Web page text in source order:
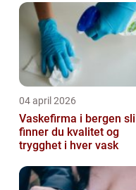
04 april 2026
Vaskefirma i bergen slik
finner du kvalitet og
trygghet i hver vask